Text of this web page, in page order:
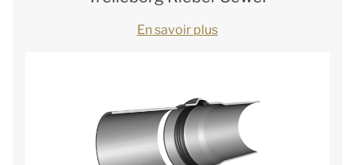
En savoir plus